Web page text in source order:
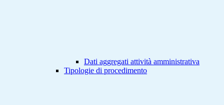
Dati aggregati attività amministrativa
Tipologie di procedimento